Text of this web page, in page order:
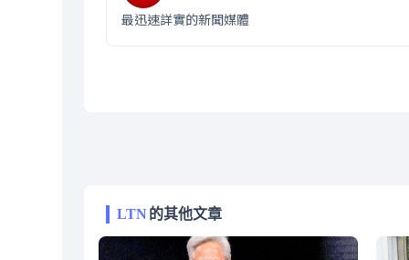
最迅速詳實的新聞媒體
LTN的其他文章